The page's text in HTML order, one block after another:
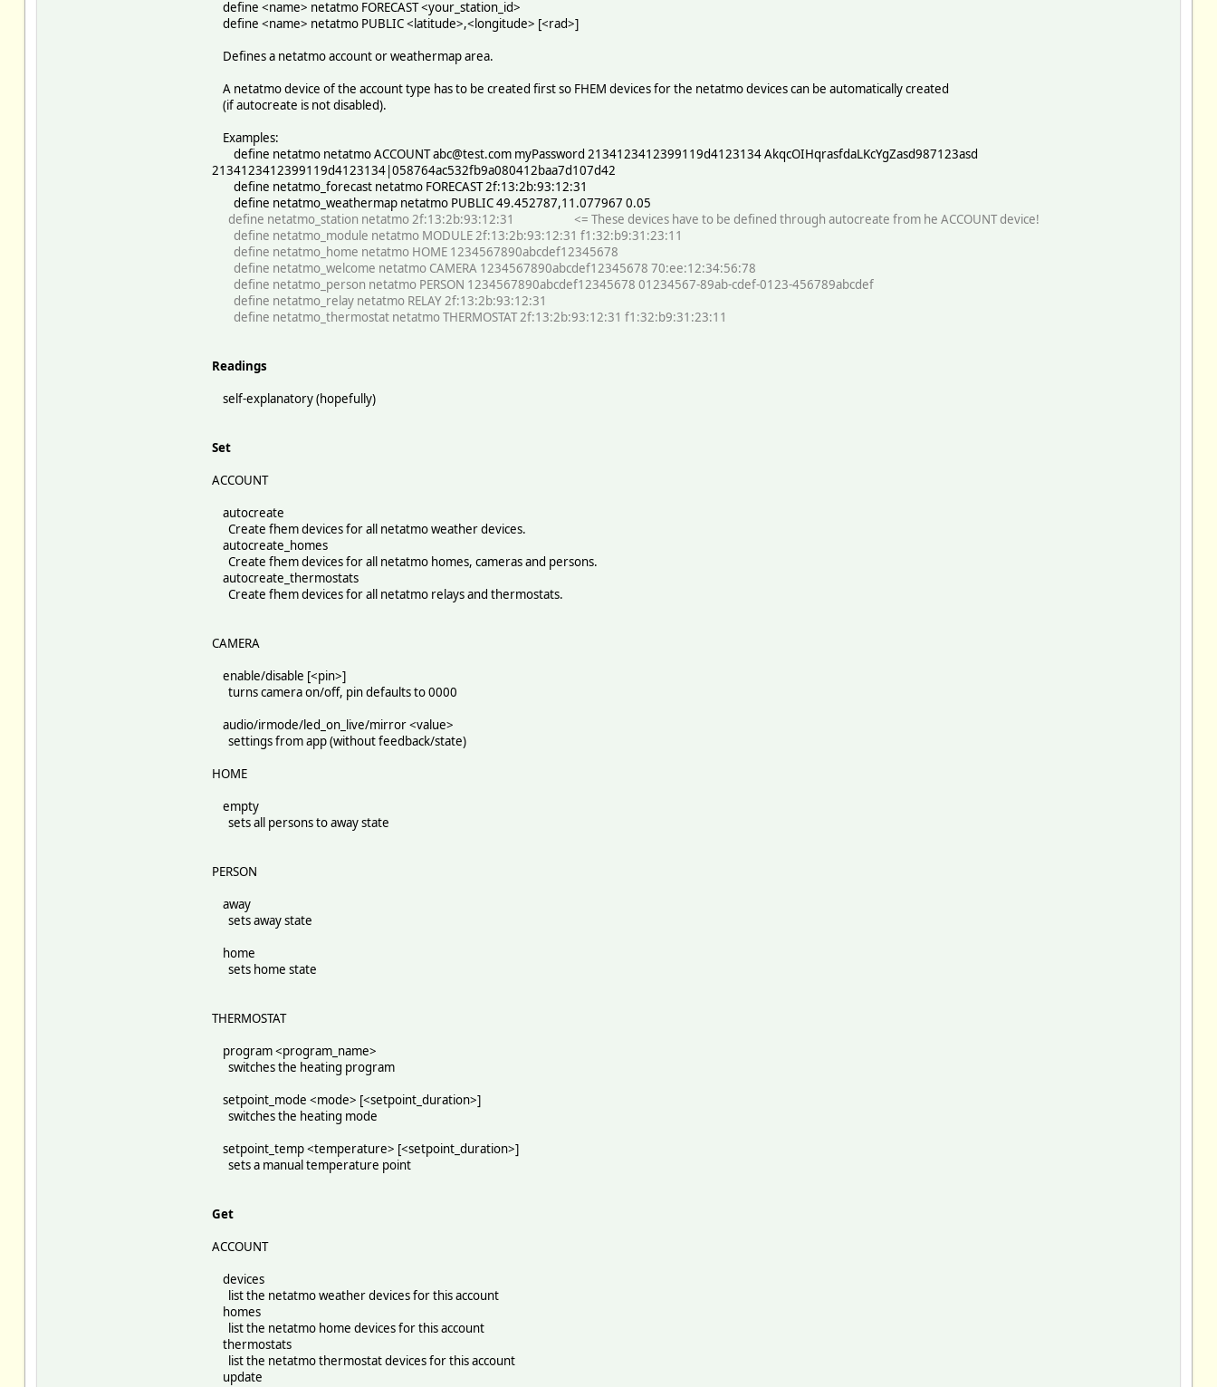
define <name> netatmo FORECAST <your_station_id>
define <name> netatmo PUBLIC <latitude>,<longitude> [<rad>]
Defines a netatmo account or weathermap area.
A netatmo device of the account type has to be created first so FHEM devices for the netatmo devices can be automatically created
(if autocreate is not disabled).
Examples:
define netatmo netatmo ACCOUNT abc@test.com myPassword 2134123412399119d4123134 AkqcOIHqrasfdaLKcYgZasd987123asd
2134123412399119d4123134|058764ac532fb9a080412baa7d107d42
define netatmo_forecast netatmo FORECAST 2f:13:2b:93:12:31
define netatmo_weathermap netatmo PUBLIC 49.452787,11.077967 0.05
define netatmo_station netatmo 2f:13:2b:93:12:31 <= These devices have to be defined through autocreate from he ACCOUNT device!
define netatmo_module netatmo MODULE 2f:13:2b:93:12:31 f1:32:b9:31:23:11
define netatmo_home netatmo HOME 1234567890abcdef12345678
define netatmo_welcome netatmo CAMERA 1234567890abcdef12345678 70:ee:12:34:56:78
define netatmo_person netatmo PERSON 1234567890abcdef12345678 01234567-89ab-cdef-0123-456789abcdef
define netatmo_relay netatmo RELAY 2f:13:2b:93:12:31
define netatmo_thermostat netatmo THERMOSTAT 2f:13:2b:93:12:31 f1:32:b9:31:23:11
Readings
self-explanatory (hopefully)
Set
ACCOUNT
autocreate
Create fhem devices for all netatmo weather devices.
autocreate_homes
Create fhem devices for all netatmo homes, cameras and persons.
autocreate_thermostats
Create fhem devices for all netatmo relays and thermostats.
CAMERA
enable/disable [<pin>]
turns camera on/off, pin defaults to 0000
audio/irmode/led_on_live/mirror <value>
settings from app (without feedback/state)
HOME
empty
sets all persons to away state
PERSON
away
sets away state
home
sets home state
THERMOSTAT
program <program_name>
switches the heating program
setpoint_mode <mode> [<setpoint_duration>]
switches the heating mode
setpoint_temp <temperature> [<setpoint_duration>]
sets a manual temperature point
Get
ACCOUNT
devices
list the netatmo weather devices for this account
homes
list the netatmo home devices for this account
thermostats
list the netatmo thermostat devices for this account
update